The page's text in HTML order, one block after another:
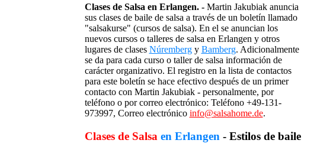
Clases de Salsa en Erlangen. -Martin Jakubiak anuncia
sus clases de baile de salsa a través de un boletín llamado
"salsakurse" (cursos de salsa). En el se anuncian los
nuevos cursos o talleres de salsa en Erlangen y otros
lugares de clases Núrembergy Bamberg. Adicionalmente
se da para cada curso o taller de salsa información de
carácter organizativo. El registro en la lista de contactos
para este boletín se hace efectivo después de un primer
contacto con Martin Jakubiak - personalmente, por
teléfono o por correo electrónico: Teléfono +49-131-
973997, Correo electrónico info@salsahome.de.
Clases de Salsa en Erlangen - Estilos de baile